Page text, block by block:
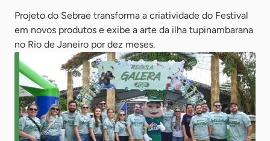
Projeto do Sebrae transforma a criatividade do Festival
em novos produtos e exibe a arte da ilha tupinambarana
no Rio de Janeiro por dez meses.